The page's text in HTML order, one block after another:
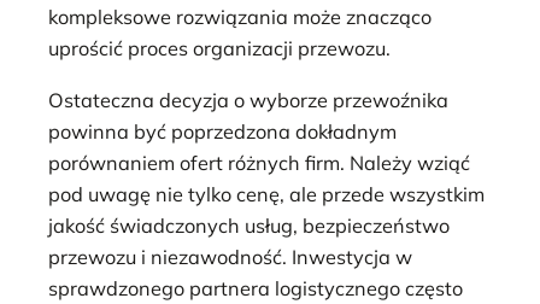
kompleksowe rozwiązania może znacząco
uprościć proces organizacji przewozu.
Ostateczna decyzja o wyborze przewoźnika
powinna być poprzedzona dokładnym
porównaniem ofert różnych firm. Należy wziąć
pod uwagę nie tylko cenę, ale przede wszystkim
jakość świadczonych usług, bezpieczeństwo
przewozu i niezawodność. Inwestycja w
sprawdzonego partnera logistycznego często